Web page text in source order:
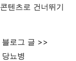
콘텐츠로 건너뛰기
블로그 글 >>
당뇨병